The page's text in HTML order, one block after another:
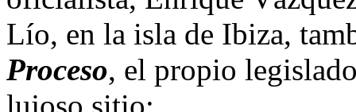
Lío, en la isla de Ibiza,
Proceso, el propio